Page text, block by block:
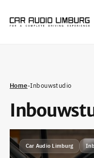
Home-Inbouwstudio
Car Audio Limburg